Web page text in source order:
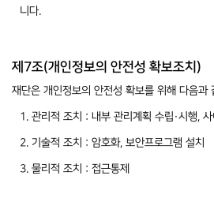
니다.
제7조(개인정보의 안전성 확보조치)
재단은 개인정보의 안전성 확보를 위해 다음과
1. 관리적 조치 : 내부 관리계획 수립·시행,
2. 기술적 조치 : 암호화, 보안프로그램 설치
3. 물리적 조치 : 접근통제